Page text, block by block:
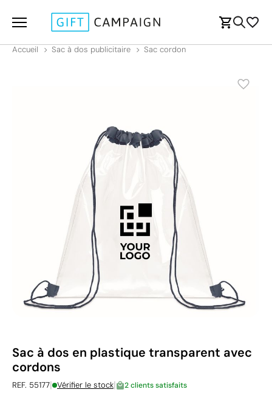
Accueil Sac à dos publicitaire Sac cordon
Sac à dos en plastique transparent avec
cordons
REF. 55177| Vérifier le stock| 2 clients satisfaits